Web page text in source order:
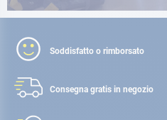
Soddisfatto o rimborsato
Consegna gratis in negozio